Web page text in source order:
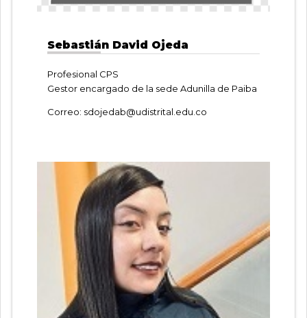
Sebastián David Ojeda
Profesional CPS
Gestor encargado de la sede Adunilla de Paiba
Correo: sdojedab@udistrital.edu.co